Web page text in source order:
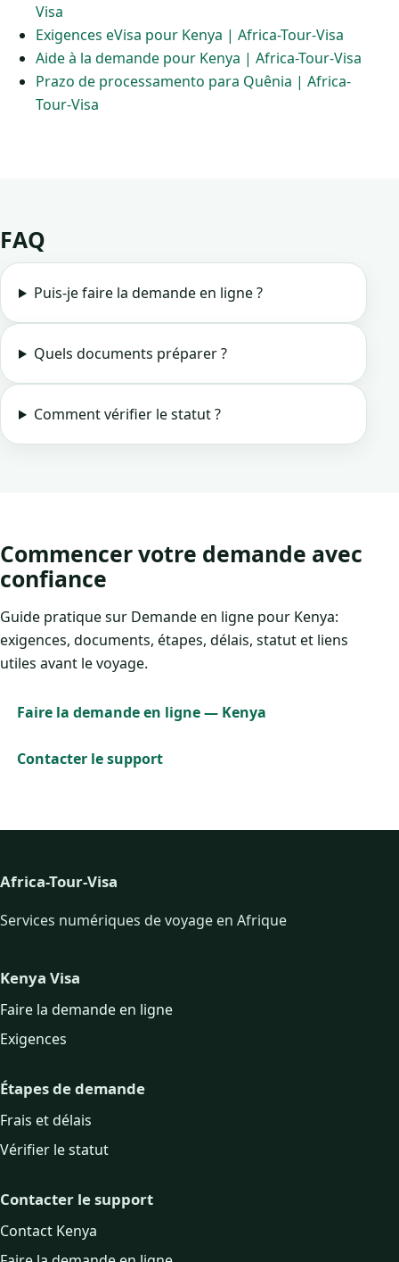
Visa
Exigences eVisa pour Kenya | Africa-Tour-Visa
Aide à la demande pour Kenya | Africa-Tour-Visa
Prazo de processamento para Quênia | Africa-
Tour-Visa
FAQ
Puis-je faire la demande en ligne ?
Quels documents préparer ?
Comment vérifier le statut ?
Commencer votre demande avec
confiance
Guide pratique sur Demande en ligne pour Kenya:
exigences, documents, étapes, délais, statut et liens
utiles avant le voyage.
Faire la demande en ligne — Kenya
Contacter le support
Africa-Tour-Visa
Services numériques de voyage en Afrique
Kenya Visa
Faire la demande en ligne
Exigences
Étapes de demande
Frais et délais
Vérifier le statut
Contacter le support
Contact Kenya